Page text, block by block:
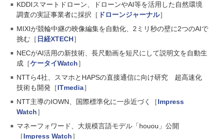
KDDIスマートドローン、ドローンやAI等を活用した自然環境
調査の実証事業者に採択［ ドローンジャーナル］
MIXIが競輪中継の映像編集を自動化、2ミリ秒の壁に2つのAIで
挑む［ 日経XTECH］
NECがAI活用の新技術、長尺動画を短尺にして説明文を自動生
成［ケータイWatch］
NTTら4社、スマホとHAPSの直接通信に向け研究 超高速化
技術も開発［ITmedia］
NTT主導のIOWN、国際標準化に一歩近づく［Impress
Watch］
マネーフォワード、大規模言語モデル「houou」公開
［Impress Watch］